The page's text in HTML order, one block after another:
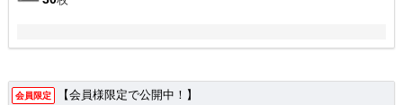
会員限定 【会員様限定で公開中！】